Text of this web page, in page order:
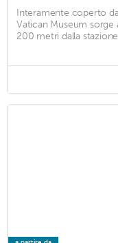
Interamente coperto
Vatican Museum sorge
200 metri dalla